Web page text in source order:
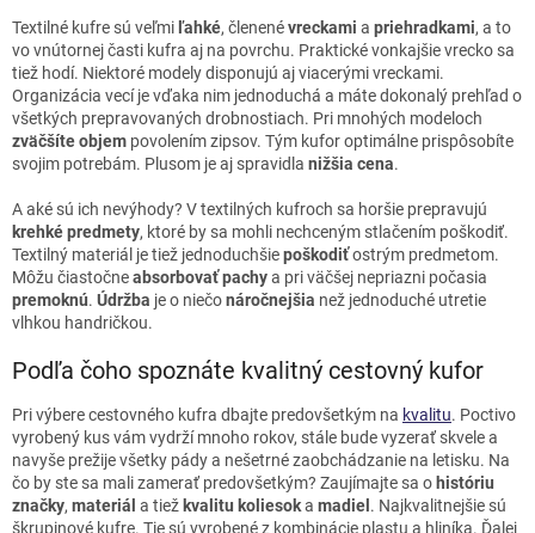
Textilné kufre sú veľmi ľahké, členenévreckami a priehradkami, a to
vo vnútornej časti kufra aj na povrchu. Praktické vonkajšie vrecko sa
tiež hodí. Niektoré modely disponujú aj viacerými vreckami.
Organizácia vecí je vďaka nim jednoduchá a máte dokonalý prehľad o
všetkých prepravovaných drobnostiach. Pri mnohých modeloch
zväčšíte objem povolením zipsov. Tým kufor optimálne prispôsobíte
svojim potrebám. Plusom je aj spravidla nižšia cena.
A aké sú ich nevýhody? V textilných kufroch sa horšie prepravujú
krehké predmety, ktoré by sa mohli nechceným stlačením poškodiť.
Textilný materiál je tiež jednoduchšiepoškodiťostrým predmetom.
Môžu čiastočneabsorbovať pachya pri väčšej nepriazni počasia
premoknú. Údržba je o niečonáročnejšia než jednoduché utretie
vlhkou handričkou.
Podľa čoho spoznáte kvalitný cestovný kufor
Pri výbere cestovného kufra dbajte predovšetkým na kvalitu. Poctivo
vyrobený kus vám vydrží mnoho rokov, stále bude vyzerať skvele a
navyše prežije všetky pády a nešetrné zaobchádzanie na letisku. Na
čo by ste sa mali zamerať predovšetkým? Zaujímajte sa o históriu
značky, materiál a tiež kvalitu koliesoka madiel . Najkvalitnejšie sú
škrupinové kufre. Tie sú vyrobené z kombinácie plastu a hliníka. Ďalej